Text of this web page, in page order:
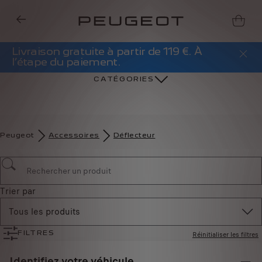
Livraison gratuite à partir de 119 €. À
l’étape du paiement.
CATÉGORIES
Peugeot Accessoires Déflecteur
Trier par
Tous les produits
FILTRES Réinitialiser les filtres